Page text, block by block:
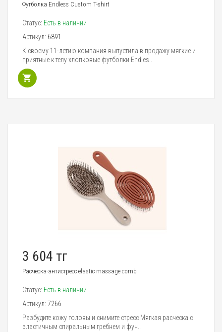
Футболка Endless Custom T-shirt
Статус: Есть в наличии
Артикул: 6891
К своему 11-летию компания выпустила в продажу мягкие и
приятные к телу хлопковые футболки Endles..
3 604 тг
Расческа-антистресс elastic massage comb
Статус: Есть в наличии
Артикул: 7266
Разбудите кожу головы и снимите стресс Мягкая расческа с
эластичным спиральным гребнем и фун..